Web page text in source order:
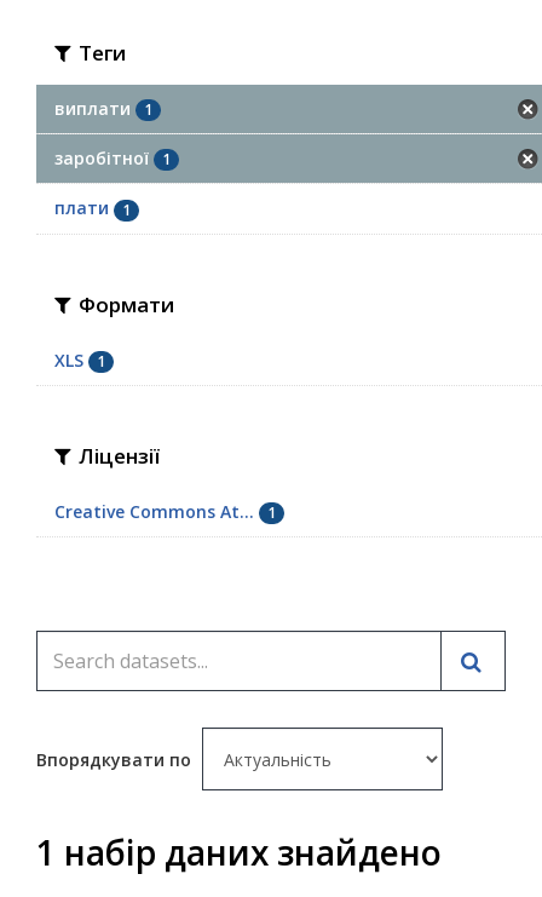
Теги
виплати 1
заробітної 1
плати 1
Формати
XLS 1
Ліцензії
Creative Commons At... 1
Впорядкувати по
1 набір даних знайдено